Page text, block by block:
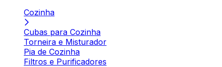
Cozinha
Cubas para Cozinha
Torneira e Misturador
Pia de Cozinha
Filtros e Purificadores